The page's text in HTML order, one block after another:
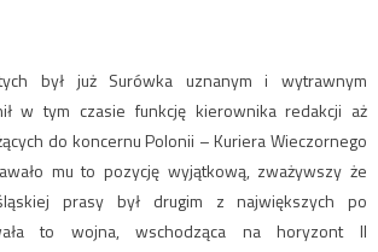
był już Surówka uznanym i wytrawnym
w tym czasie funkcję kierownika redakcji aż
do koncernu Polonii – Kuriera Wieczornego
mu to pozycję wyjątkową, zważywszy że
prasy był drugim z największych po
to wojna, wschodząca na horyzont II